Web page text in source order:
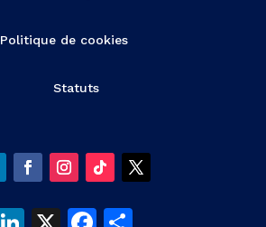
Politique de cookies
Statuts
LinkedIn
X Facebook